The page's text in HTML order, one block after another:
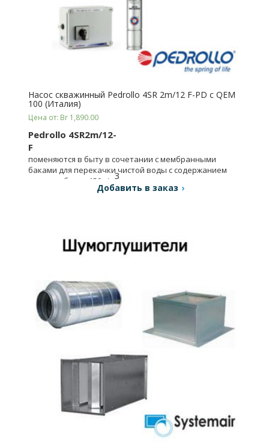
Насос скважинный Pedrollo 4SR 2m/12 F-PD с QEM
100 (Италия)
Цена от: Br 1,890.00
Pedrollo 4SR2m/12-
F
поменяются в быту в сочетании с мембранными
баками для перекачки чистой воды с содержанием
песка не более 150 г/м3
Добавить в заказ